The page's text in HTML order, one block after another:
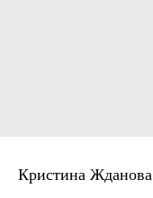
Кристина Жданова